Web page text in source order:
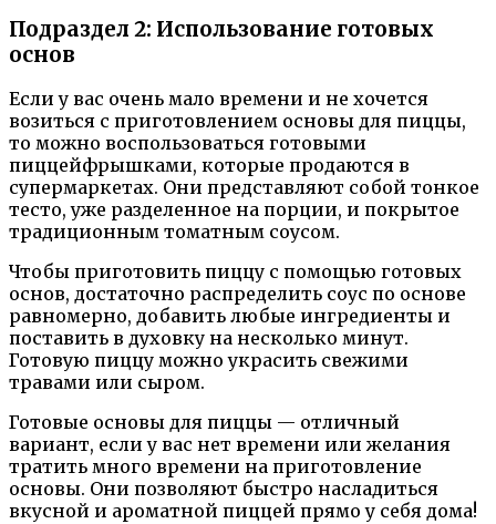
Подраздел 2: Использование готовых
основ
Если у вас очень мало времени и не хочется
возиться с приготовлением основы для пиццы,
то можно воспользоваться готовыми
пиццейфрышками, которые продаются в
супермаркетах. Они представляют собой тонкое
тесто, уже разделенное на порции, и покрытое
традиционным томатным соусом.
Чтобы приготовить пиццу с помощью готовых
основ, достаточно распределить соус по основе
равномерно, добавить любые ингредиенты и
поставить в духовку на несколько минут.
Готовую пиццу можно украсить свежими
травами или сыром.
Готовые основы для пиццы — отличный
вариант, если у вас нет времени или желания
тратить много времени на приготовление
основы. Они позволяют быстро насладиться
вкусной и ароматной пиццей прямо у себя дома!